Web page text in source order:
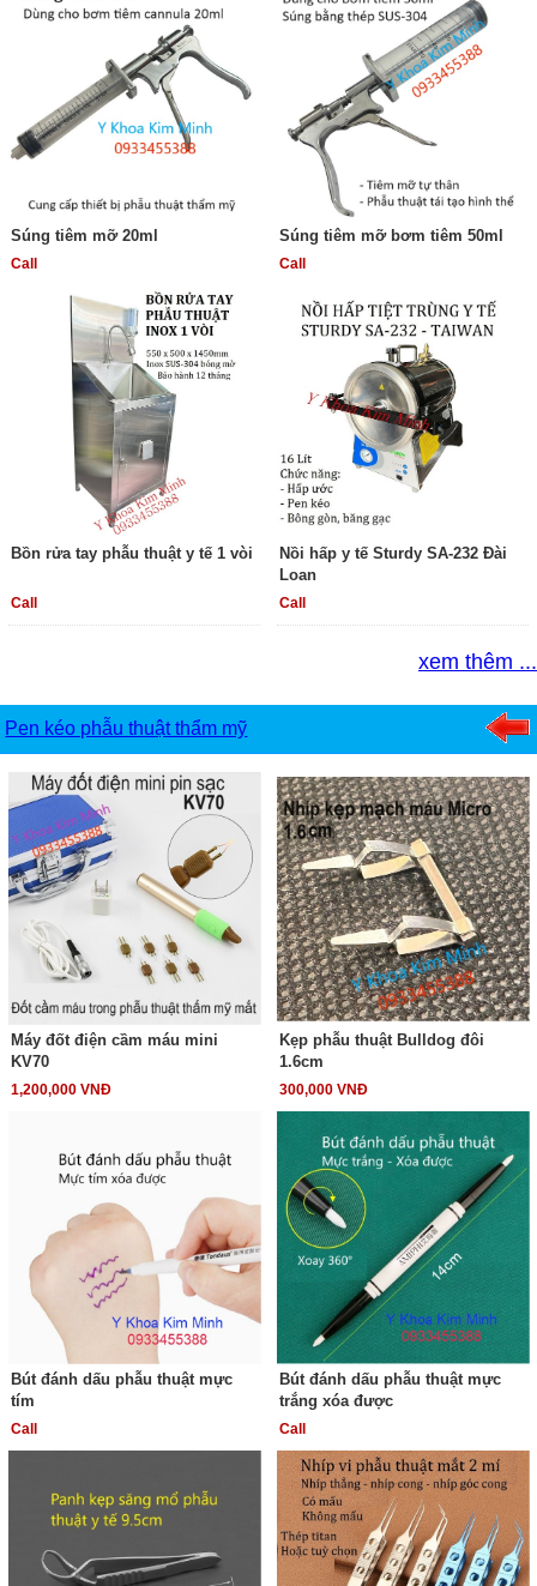
Súng tiêm mỡ 20ml
Call
Súng tiêm mỡ bơm tiêm 50ml
Call
Bồn rửa tay phẫu thuật y tế 1 vòi
Call
Nồi hấp y tế Sturdy SA-232 Đài
Loan
Call
xem thêm ...
Pen kéo phẫu thuật thẩm mỹ
Máy đốt điện cầm máu mini
KV70
1,200,000 VNĐ
Kẹp phẫu thuật Bulldog đôi
1.6cm
300,000 VNĐ
Bút đánh dấu phẫu thuật mực
tím
Call
Bút đánh dấu phẫu thuật mực
trắng xóa được
Call